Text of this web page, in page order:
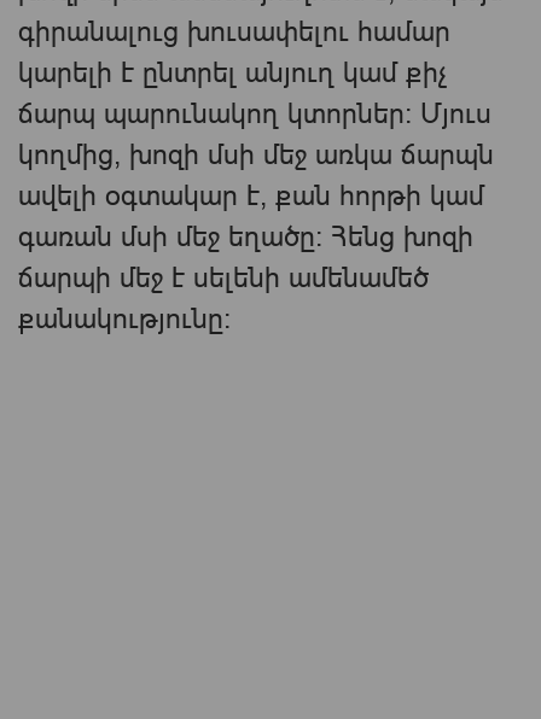
գիրանալուց խուսափելու համար
կարելի է ընտրել անյուղ կամ քիչ
ճարպ պարունակող կտորներ։ Մյուս
կողմից, խոզի մսի մեջ առկա ճարպն
ավելի օգտակար է, քան հորթի կամ
գառան մսի մեջ եղածը։ Հենց խոզի
ճարպի մեջ է սելենի ամենամեծ
քանակությունը։